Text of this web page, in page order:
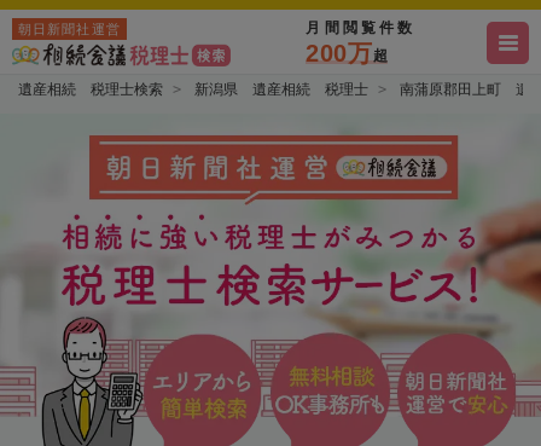
朝日新聞社運営 月間閲覧件数
200万超
遺産相続 税理士検索 新潟県 遺産相続 税理士 南蒲原郡田上町 遺